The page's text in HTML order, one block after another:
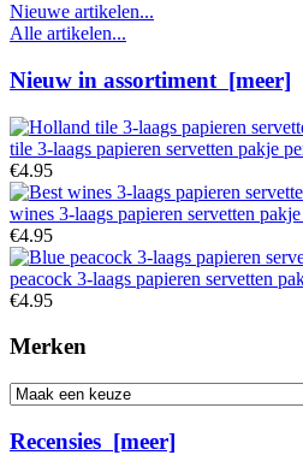
Nieuwe artikelen...
Alle artikelen...
Nieuw in assortiment [meer]
tile 3-laags papieren servetten pakje
€4.95
wines 3-laags papieren servetten
€4.95
peacock 3-laags papieren servetten
€4.95
Merken
Selecteer...
Recensies [meer]